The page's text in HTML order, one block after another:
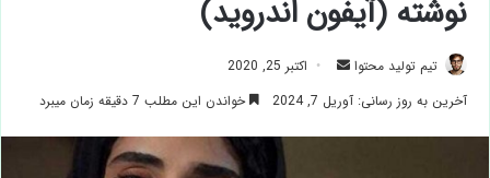
نوشته (آیفون اندروید)
تیم تولید محتوا
ارسال
ایمیل
اکتبر 25, 2020
آخرین به روز رسانی: آوریل 7, 2024
خواندن این مطلب 7 دقیقه زمان میبرد